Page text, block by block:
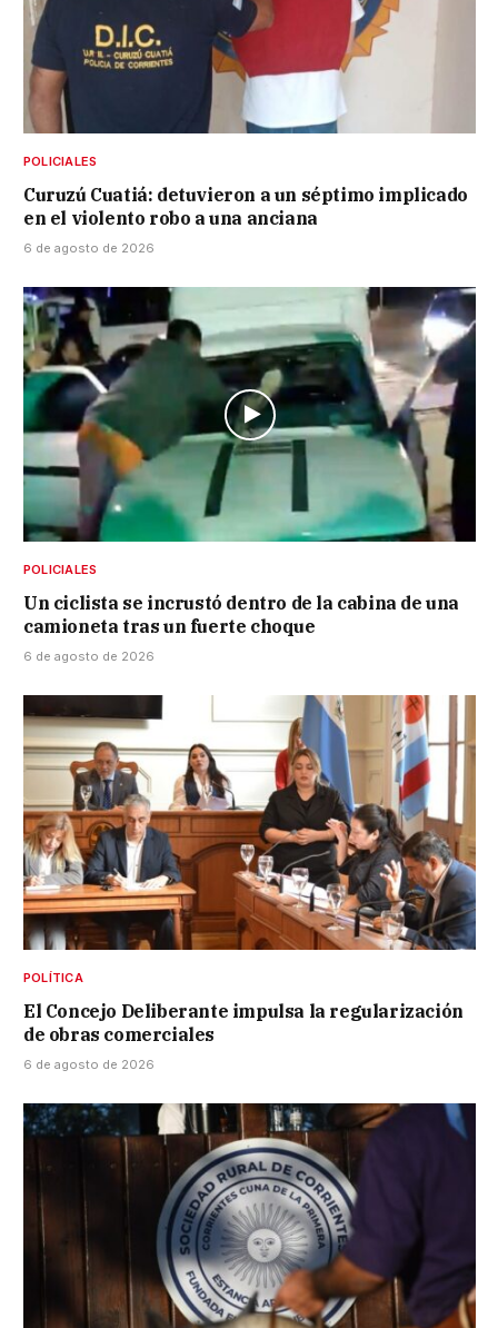
POLICIALES
Curuzú Cuatiá: detuvieron a un séptimo implicado
en el violento robo a una anciana
6 de agosto de 2026
POLICIALES
Un ciclista se incrustó dentro de la cabina de una
camioneta tras un fuerte choque
6 de agosto de 2026
POLÍTICA
El Concejo Deliberante impulsa la regularización
de obras comerciales
6 de agosto de 2026